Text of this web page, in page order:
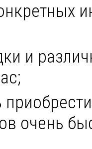
и
очень